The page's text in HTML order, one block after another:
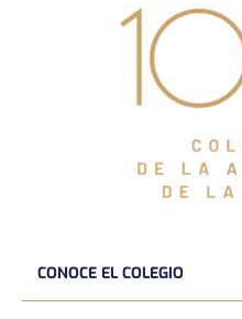
CONOCE EL COLEGIO